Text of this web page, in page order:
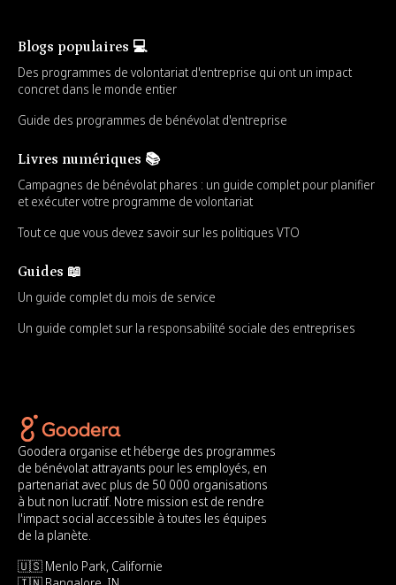
Blogs populaires 💻
Des programmes de volontariat d'entreprise qui ont un impact
concret dans le monde entier
Guide des programmes de bénévolat d'entreprise
Livres numériques 📚
Campagnes de bénévolat phares : un guide complet pour planifier
et exécuter votre programme de volontariat
Tout ce que vous devez savoir sur les politiques VTO
Guides 📖
Un guide complet du mois de service
Un guide complet sur la responsabilité sociale des entreprises
Goodera organise et héberge des programmes
de bénévolat attrayants pour les employés, en
partenariat avec plus de 50 000 organisations
à but non lucratif. Notre mission est de rendre
l'impact social accessible à toutes les équipes
de la planète.
🇺🇸 Menlo Park, Californie